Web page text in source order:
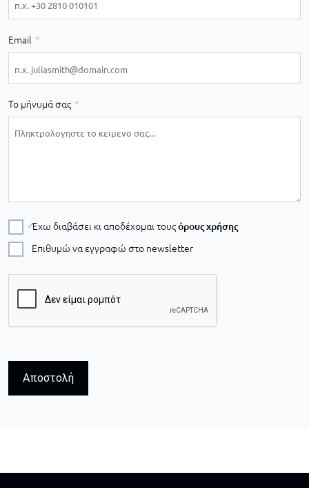
Email
Το μήνυμά σας
Έχω διαβάσει κι αποδέχομαι τουςόρους χρήσης
Επιθυμώ να εγγραφώ στο newsletter
Αποστολή